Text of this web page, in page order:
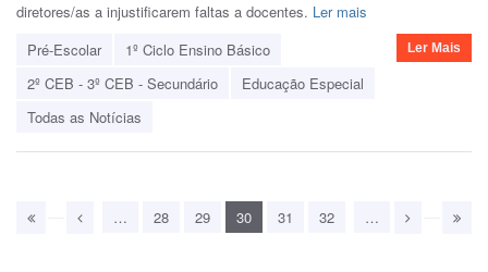
diretores/as a injustificarem faltas a docentes. Ler mais
Pré-Escolar
1º Ciclo Ensino Básico
2º CEB - 3º CEB - Secundário
Educação Especial
Todas as Notícias
Ler Mais
… 28 29 30 31 32 …